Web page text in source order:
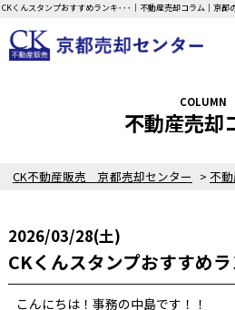
CK不動産販売 京都売却センター > 不
COLUMN
不動産売却
2026/03/28(土)
CKくんスタンプおすすめ
こんにちは！事務の中島です！！